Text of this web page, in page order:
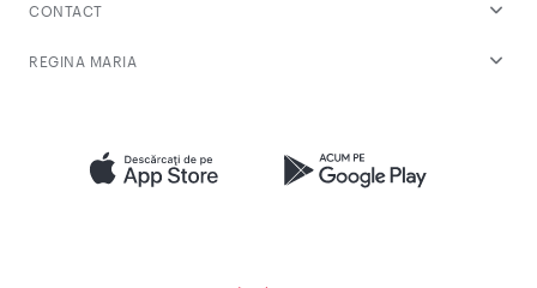
CONTACT
REGINA MARIA